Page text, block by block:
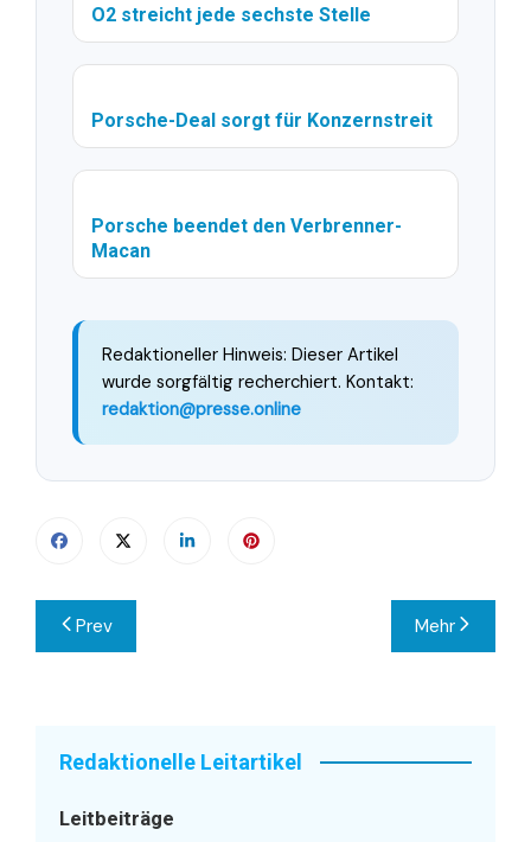
O2 streicht jede sechste Stelle
Porsche-Deal sorgt für Konzernstreit
Porsche beendet den Verbrenner-
Macan
Redaktioneller Hinweis: Dieser Artikel
wurde sorgfältig recherchiert. Kontakt:
redaktion@presse.online
Beitragsnavigation
Prev Mehr
Redaktionelle Leitartikel
Leitbeiträge